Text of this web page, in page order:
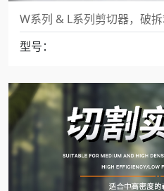
W系列 & L系列剪切器，破拆
型号：